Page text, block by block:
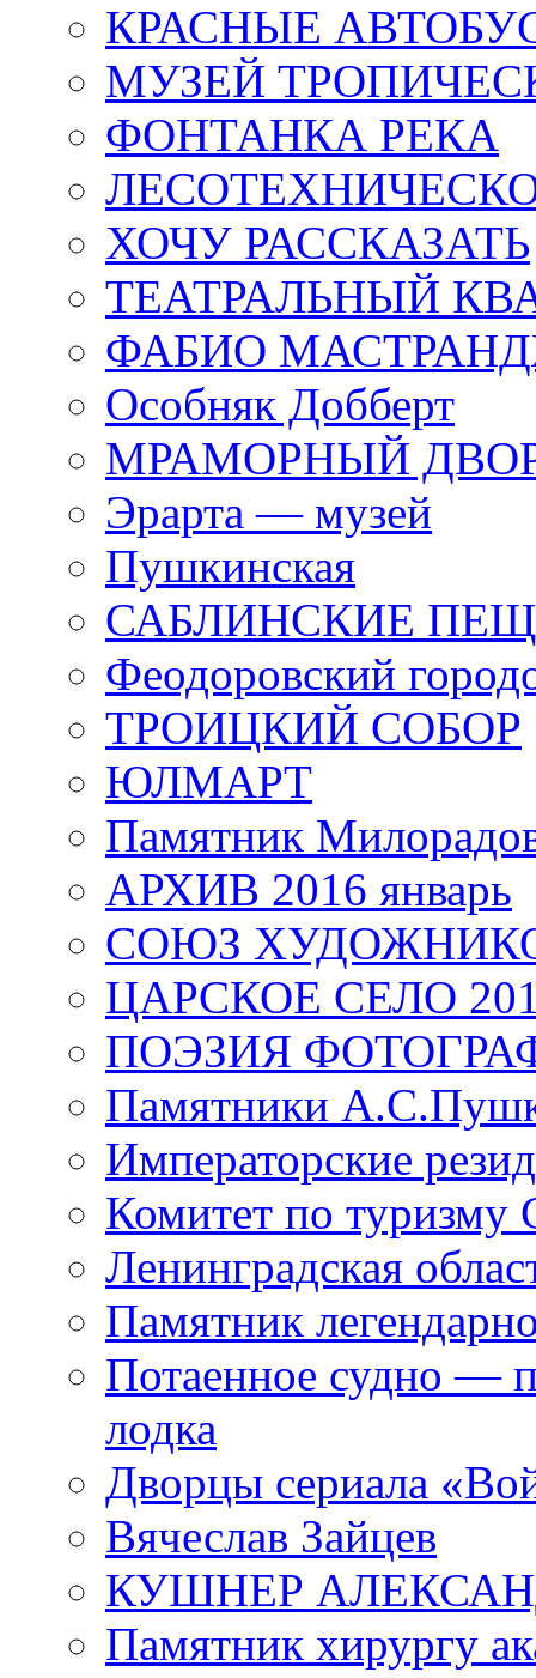
КРАСНЫЕ
МУЗЕЙ
ФОНТАНКА РЕКА
ХОЧУ РАССКАЗАТЬ
ТЕАТРАЛЬНЫЙ
ФАБИО
Особняк Добберт
МРАМОРНЫЙ
Эрарта — музей
Пушкинская
САБЛИНСКИЕ
Феодоровский
ТРОИЦКИЙ СОБОР
ЮЛМАРТ
Памятник
АРХИВ 2016 январь
СОЮЗ
ЦАРСКОЕ СЕЛО
ПОЭЗИЯ
Памятники
Императорские
Комитет по туризму
Ленинградская
Памятник
Потаенное судно —
лодка
Дворцы сериала
Вячеслав Зайцев
КУШНЕР
Памятник хирургу